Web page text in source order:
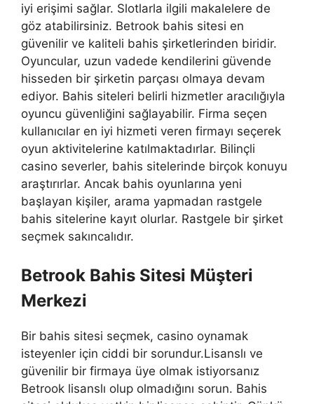
iyi erişimi sağlar. Slotlarla ilgili makalelere de
göz atabilirsiniz. Betrook bahis sitesi en
güvenilir ve kaliteli bahis şirketlerinden biridir.
Oyuncular, uzun vadede kendilerini güvende
hisseden bir şirketin parçası olmaya devam
ediyor. Bahis siteleri belirli hizmetler aracılığıyla
oyuncu güvenliğini sağlayabilir. Firma seçen
kullanıcılar en iyi hizmeti veren firmayı seçerek
oyun aktivitelerine katılmaktadırlar. Bilinçli
casino severler, bahis sitelerinde birçok konuyu
araştırırlar. Ancak bahis oyunlarına yeni
başlayan kişiler, arama yapmadan rastgele
bahis sitelerine kayıt olurlar. Rastgele bir şirket
seçmek sakıncalıdır.
Betrook Bahis Sitesi Müşteri
Merkezi
Bir bahis sitesi seçmek, casino oynamak
isteyenler için ciddi bir sorundur.Lisanslı ve
güvenilir bir firmaya üye olmak istiyorsanız
Betrook lisanslı olup olmadığını sorun. Bahis